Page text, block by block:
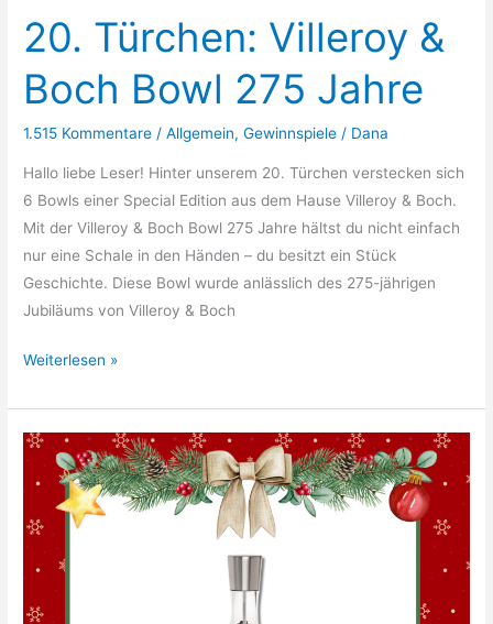
20. Türchen: Villeroy &
Boch Bowl 275 Jahre
1.515 Kommentare /Allgemein,Gewinnspiele / Dana
Hallo liebe Leser! Hinter unserem 20. Türchen verstecken sich
6 Bowls einer Special Edition aus dem Hause Villeroy & Boch.
Mit der Villeroy & Boch Bowl 275 Jahre hältst du nicht einfach
nur eine Schale in den Händen – du besitzt ein Stück
Geschichte. Diese Bowl wurde anlässlich des 275-jährigen
Jubiläums von Villeroy & Boch
20.
Villeroy
&
Boch
Bowl
275
Jahre
Weiterlesen »